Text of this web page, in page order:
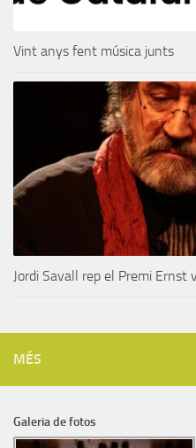
Vint anys fent música junts
Jordi Savall rep el Premi
MÉS
Galeria de fotos